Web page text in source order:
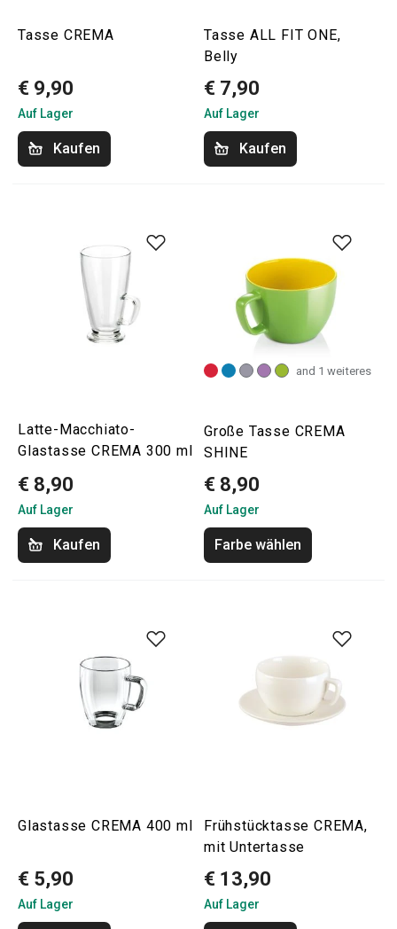
Tasse CREMA
€ 9,90
Auf Lager
Kaufen
Tasse ALL FIT ONE,
Belly
€ 7,90
Auf Lager
Kaufen
Latte-Macchiato-
Glastasse CREMA 300 ml
€ 8,90
Auf Lager
Kaufen
and 1 weiteres
Große Tasse CREMA
SHINE
€ 8,90
Auf Lager
Farbe wählen
Glastasse CREMA 400 ml
€ 5,90
Auf Lager
Frühstücktasse CREMA,
mit Untertasse
€ 13,90
Auf Lager